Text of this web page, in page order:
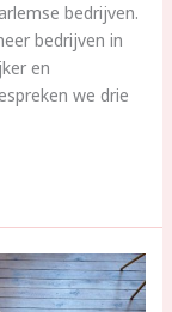
bedrijven.
bedrijven in
en
we drie